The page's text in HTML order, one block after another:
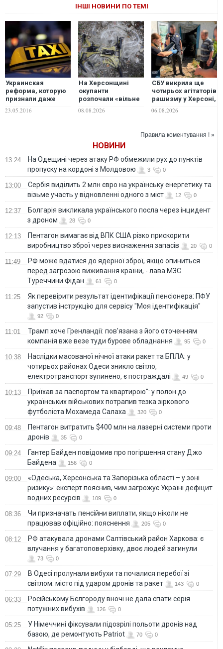
ІНШІ НОВИНИ ПО ТЕМІ
Украинская
реформа, которую
признали даже
таксисты
23.05.2016
На Херсонщині
окупанти
розпочали «вільне
полювання» на
автотранспорт за
08.08.2026
СБУ викрила ще
чотирьох агітаторів
рашизму у Херсоні,
Черкасах та на
Сумщині
06.08.2026
Правила коментування ! »
НОВИНИ
13:24
На Одещині через атаку РФ обмежили рух до пунктів
пропуску на кордоні з Молдовою
3 0
13:00
Сербія виділить 2 млн євро на українську енергетику та
візьме участь у відновленні одного з міст
12 0
12:37
Болгарія викликала українського посла через інцидент
з дроном
28 0
12:13
Пентагон вимагає від ВПК США різко прискорити
виробництво зброї через виснаження запасів
20 0
11:49
РФ може вдатися до ядерної зброї, якщо опиниться
перед загрозою виживання країни, - лава МЗС
Туреччини Фідан
61 0
11:25
Як перевірити результат ідентифікації пенсіонера: ПФУ
запустив інструкцію для сервісу "Моя ідентифікація"
92 0
11:01
Трамп хоче Гренландії: пов'язана з його оточенням
компанія вже везе туди бурове обладнання
95 0
10:38
Наслідки масованої нічної атаки ракет та БПЛА: у
чотирьох районах Одеси зникло світло,
електротранспорт зупинено, є постраждалі
49 0
10:13
Приїхав за паспортом та квартирою": у полон до
українських військових потрапив тезка зіркового
футболіста Мохамеда Салаха
320 0
09:48
Пентагон витратить $400 млн на лазерні системи проти
дронів
35 0
09:24
Гантер Байден повідомив про погіршення стану Джо
Байдена
156 0
09:00
«Одеська, Херсонська та Запорізька області – у зоні
ризику»: експерт пояснив, чим загрожує Україні дефіцит
водних ресурсів
109 0
08:36
Чи призначать пенсійни виплати, якщо ніколи не
працював офіційно: пояснення
205 0
08:12
РФ атакувала дронами Салтівський район Харкова: є
влучання у багатоповерхівку, двоє людей загинули
73 0
07:29
В Одесі пролунали вибухи та почалися перебої зі
світлом: місто під ударом дронів та ракет
143 0
06:33
Російському Бєлгороду вночі не дала спати серія
потужних вибухів
126 0
05:25
У Німеччині фіксували підозрілі польоти дронів над
базою, де ремонтують Patriot
70 0